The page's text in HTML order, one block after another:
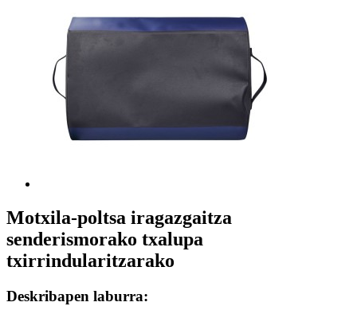
Motxila-poltsa iragazgaitza
senderismorako txalupa
txirrindularitzarako
Deskribapen laburra: